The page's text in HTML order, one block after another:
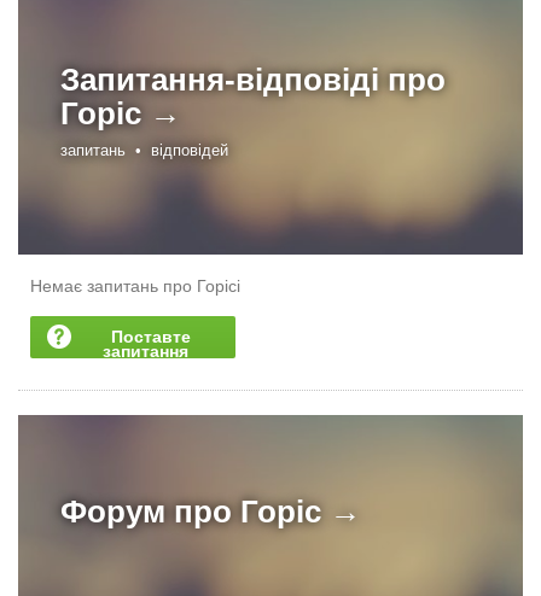
Запитання-відповіді про
Горіс →
запитань • відповідей
Немає запитань про Горісі
Поставте
запитання
Форум про Горіс →